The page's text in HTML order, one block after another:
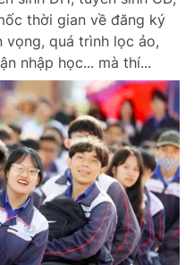
thời gian về đăng ký
vọng, quá trình lọc ảo,
nhập học... mà thí...